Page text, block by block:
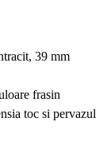
39 mm
frasin
toc si pervazul